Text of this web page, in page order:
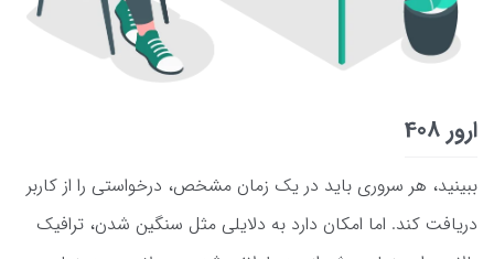
ارور 408
ببینید، هر سروری باید در یک زمان مشخص، درخواستی را از کاربر
دریافت کند. اما امکان دارد به دلایلی مثل سنگین شدن، ترافیک